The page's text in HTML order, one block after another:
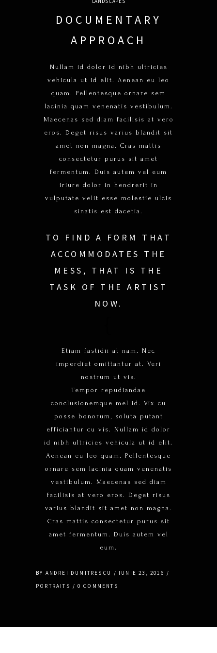
DOCUMENTARY
APPROACH
Nullam id dolor id nibh ultricies
vehicula ut id elit. Aenean eu leo
quam. Pellentesque ornare sem
lacinia quam venenatis vestibulum.
Maecenas sed diam facilisis at vero
eros. Deget risus varius blandit sit
amet non magna. Cras mattis
consectetur purus sit amet
fermentum. Duis autem vel eum
iriure dolor in hendrerit in
vulputate velit esse molestie ulcis
sinatis est dacetia.
TO FIND A FORM THAT
ACCOMMODATES THE
MESS, THAT IS THE
TASK OF THE ARTIST
NOW.
Etiam fastidii at nam. Nec
imperdiet omittantur at. Veri
nostrum ut vis.
Tempor repudiandae
conclusionemque mel id. Vix cu
posse bonorum, soluta putant
efficiantur cu vis. Nullam id dolor
id nibh ultricies vehicula ut id elit.
Aenean eu leo quam. Pellentesque
ornare sem lacinia quam venenatis
vestibulum. Maecenas sed diam
facilisis at vero eros. Deget risus
varius blandit sit amet non magna.
Cras mattis consectetur purus sit
amet fermentum. Duis autem vel
eum.
BY ANDREI DUMITRESCU
IUNIE 23, 2016
PORTRAITS
0 COMMENTS